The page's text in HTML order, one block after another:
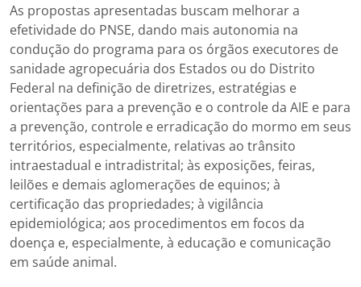
As propostas apresentadas buscam melhorar a
efetividade do PNSE, dando mais autonomia na
condução do programa para os órgãos executores de
sanidade agropecuária dos Estados ou do Distrito
Federal na definição de diretrizes, estratégias e
orientações para a prevenção e o controle da AIE e para
a prevenção, controle e erradicação do mormo em seus
territórios, especialmente, relativas ao trânsito
intraestadual e intradistrital; às exposições, feiras,
leilões e demais aglomerações de equinos; à
certificação das propriedades; à vigilância
epidemiológica; aos procedimentos em focos da
doença e, especialmente, à educação e comunicação
em saúde animal.